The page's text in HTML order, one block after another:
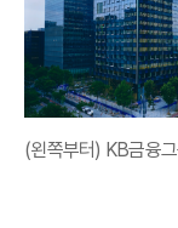
(왼쪽부터) KB금융